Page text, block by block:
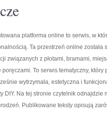
platforma online to serwis, w
Ta przestrzeń online
związanych z płotami, bramami,
poręczami. To serwis tematyczny,
wytrzymała, estetyczna i
DIY. Na tej stronie czytelnik odnajdzie
Publikowane teksty opisują